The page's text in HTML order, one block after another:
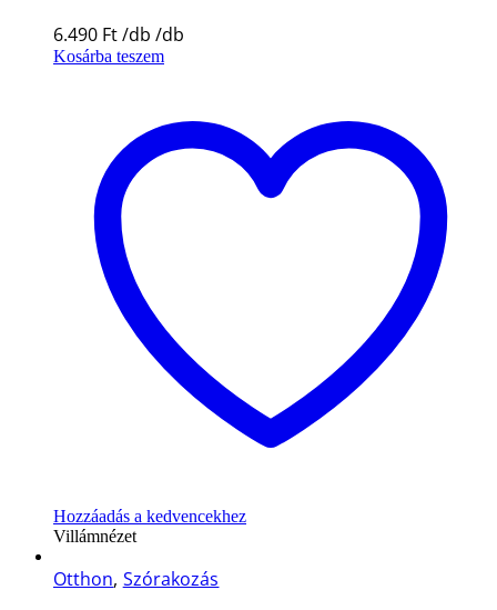
6.490 Ft
Kosárba teszem
Hozzáadás a kedvencekhez
Villámnézet
Otthon, Szórakozás